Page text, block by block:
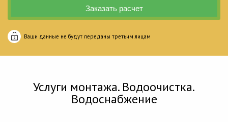
Ваши данные не будут переданы третьим лицам
Услуги монтажа. Водоочистка.
Водоснабжение